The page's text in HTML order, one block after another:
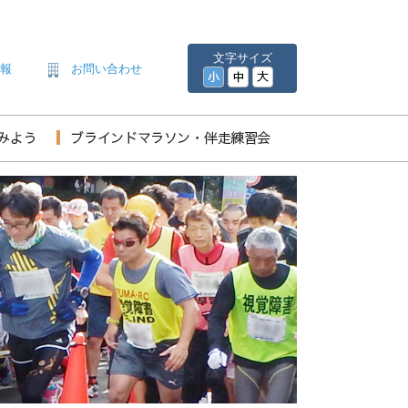
お問い合わせ
文字サイズ